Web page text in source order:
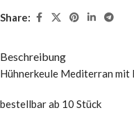
Share:
Beschreibung
Hühnerkeule Mediterran mit
bestellbar ab 10 Stück